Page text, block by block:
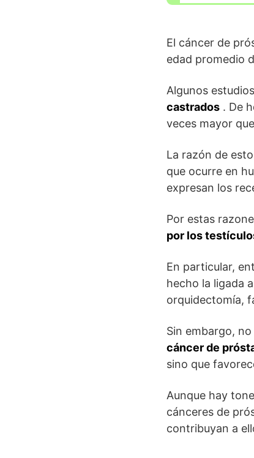
El cáncer de
edad promedio
Algunos
castrados . De
veces mayor
La razón de
que ocurre en
expresan los
Por estas
por los
En particular,
hecho la ligada
orquidectomía,
Sin embargo,
cáncer de
sino que
Aunque hay
cánceres de
contribuyan a